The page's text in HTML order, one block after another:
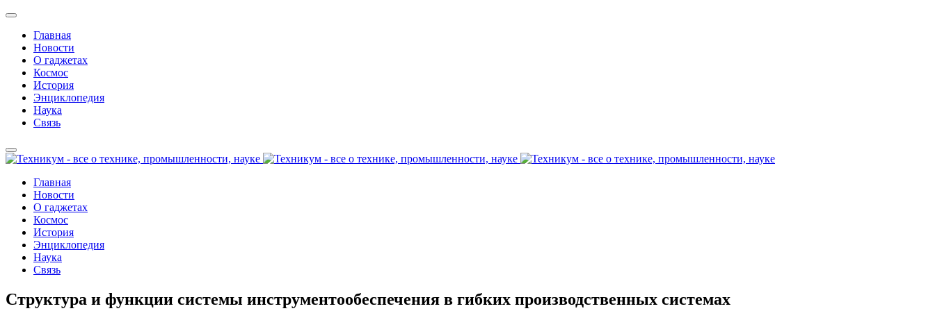
Главная
Новости
О гаджетах
Космос
История
Энциклопедия
Наука
Связь
Главная
Новости
О гаджетах
Космос
История
Энциклопедия
Наука
Связь
Структура и функции системы инструментообеспечения в гибких производственных системах